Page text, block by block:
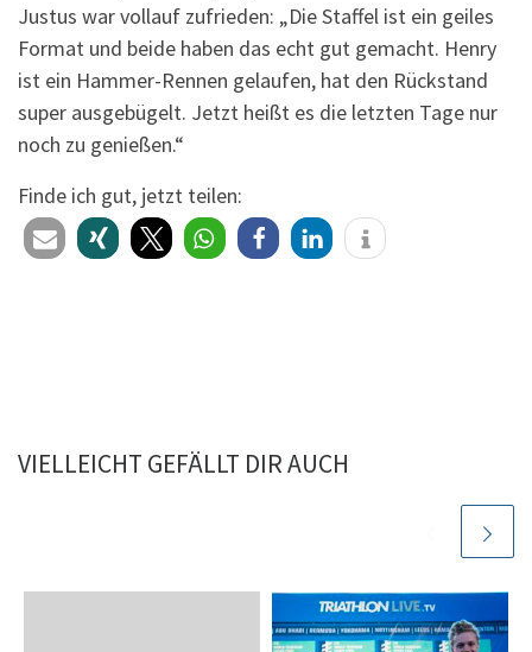
Justus war vollauf zufrieden: „Die Staffel ist ein geiles
Format und beide haben das echt gut gemacht. Henry
ist ein Hammer-Rennen gelaufen, hat den Rückstand
super ausgebügelt. Jetzt heißt es die letzten Tage nur
noch zu genießen.“
Finde ich gut, jetzt teilen:
VIELLEICHT GEFÄLLT DIR AUCH